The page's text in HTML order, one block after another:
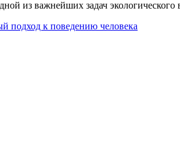
из важнейших задач экологического
подход к поведению человека